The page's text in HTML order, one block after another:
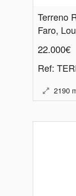
Faro,
22.000€
Ref:
2190